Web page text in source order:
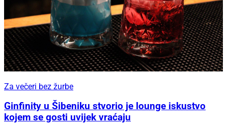
Za večeri bez žurbe
Ginfinity u Šibeniku stvorio je lounge iskustvo
kojem se gosti uvijek vraćaju